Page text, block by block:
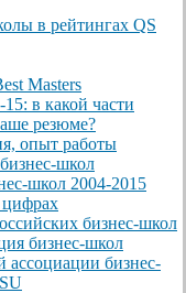
в рейтингах QS
Masters
в какой части
резюме?
опыт работы
школ
школ 2004-2015
цифрах
бизнес-школ
бизнес-школ
ассоциации бизнес-